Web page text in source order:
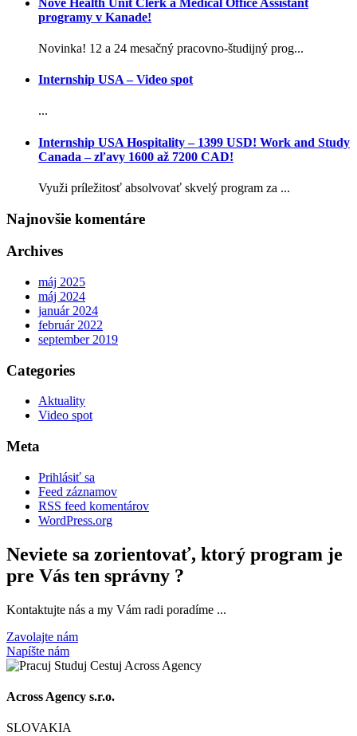
programy v Kanade!
Novinka! 12 a 24 mesačný pracovno-študijný prog...
Internship USA – Video spot
...
Internship USA Hospitality – 1399 USD! Work and Study
Canada – zľavy 1600 až 7200 CAD!
Využi príležitosť absolvovať skvelý program za ...
Najnovšie komentáre
Archives
máj 2025
máj 2024
január 2024
február 2022
september 2019
Categories
Aktuality
Video spot
Meta
Prihlásiť sa
Feed záznamov
RSS feed komentárov
WordPress.org
Neviete sa zorientovať, ktorý program je
pre Vás ten správny ?
Kontaktujte nás a my Vám radi poradíme ...
Zavolajte nám
Napíšte nám
Across Agency s.r.o.
SLOVAKIA